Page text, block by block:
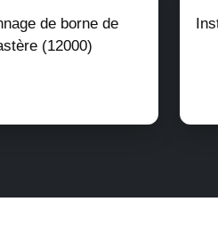
de borne de
(12000)